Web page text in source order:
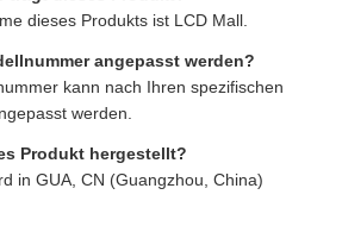
dieses Produkts ist LCD Mall.
angepasst werden?
kann nach Ihren spezifischen
werden.
Produkt hergestellt?
in GUA, CN (Guangzhou, China)